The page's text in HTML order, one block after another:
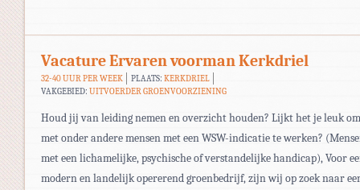
Vacature Ervaren voorman Kerkdriel
32-40 UUR PER WEEK PLAATS: KERKDRIEL
VAKGEBIED: UITVOERDER GROENVOORZIENING
Houd jij van leiding nemen en overzicht houden? Lijkt het je leuk om
met onder andere mensen met een WSW-indicatie te werken?
met een lichamelijke, psychische of verstandelijke handicap), Voor
modern en landelijk opererend groenbedrijf, zijn wij op zoek naar